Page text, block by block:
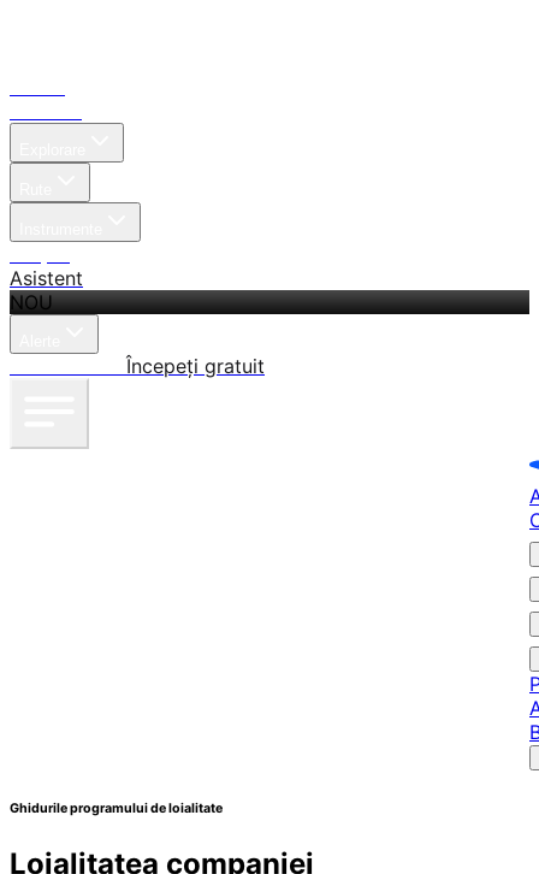
Asistent
NOU
Începeți gratuit
Ghidurile programului de loialitate
Loialitatea companiei